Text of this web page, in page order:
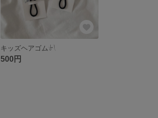
キッズヘアゴム‎‪𓍯 ‬
500円